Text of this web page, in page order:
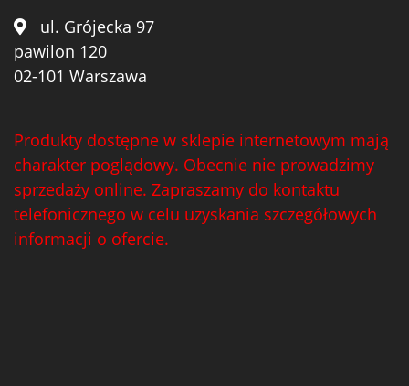
ul. Grójecka 97
pawilon 120
02-101 Warszawa
Produkty dostępne w sklepie internetowym mają
charakter poglądowy. Obecnie nie prowadzimy
sprzedaży online. Zapraszamy do kontaktu
telefonicznego w celu uzyskania szczegółowych
informacji o ofercie.